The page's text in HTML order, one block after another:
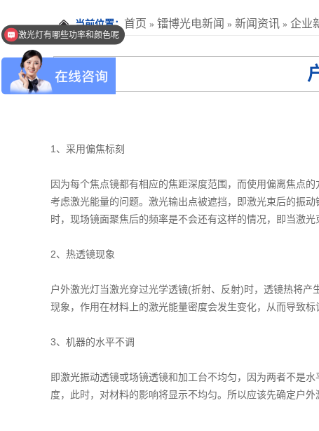
当前位置： 首页 » 镭博光电新闻 » 新闻资讯 » 企业
1、采用偏焦标刻
因为每个焦点镜都有相应的焦距深度范围，而使用偏离焦点
考虑激光能量的问题。激光输出点被遮挡，即激光束后的振
时，现场镜面聚焦后的频率是不会还有这样的情况，即当激
2、热透镜现象
户外激光灯当激光穿过光学透镜(折射、反射)时，透镜热将
现象，作用在材料上的激光能量密度会发生变化，从而导致标
3、机器的水平不调
即激光振动透镜或场镜透镜和加工台不均匀，因为两者不是
度，此时，对材料的影响将显示不均匀。所以应该先确定户外
激光灯有哪些功率和颜色呢